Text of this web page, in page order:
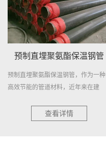
预制直埋聚氨酯保温钢管
预制直埋聚氨酯保温钢管，作为一种
高效节能的管道材料，近年来在建
查看详情